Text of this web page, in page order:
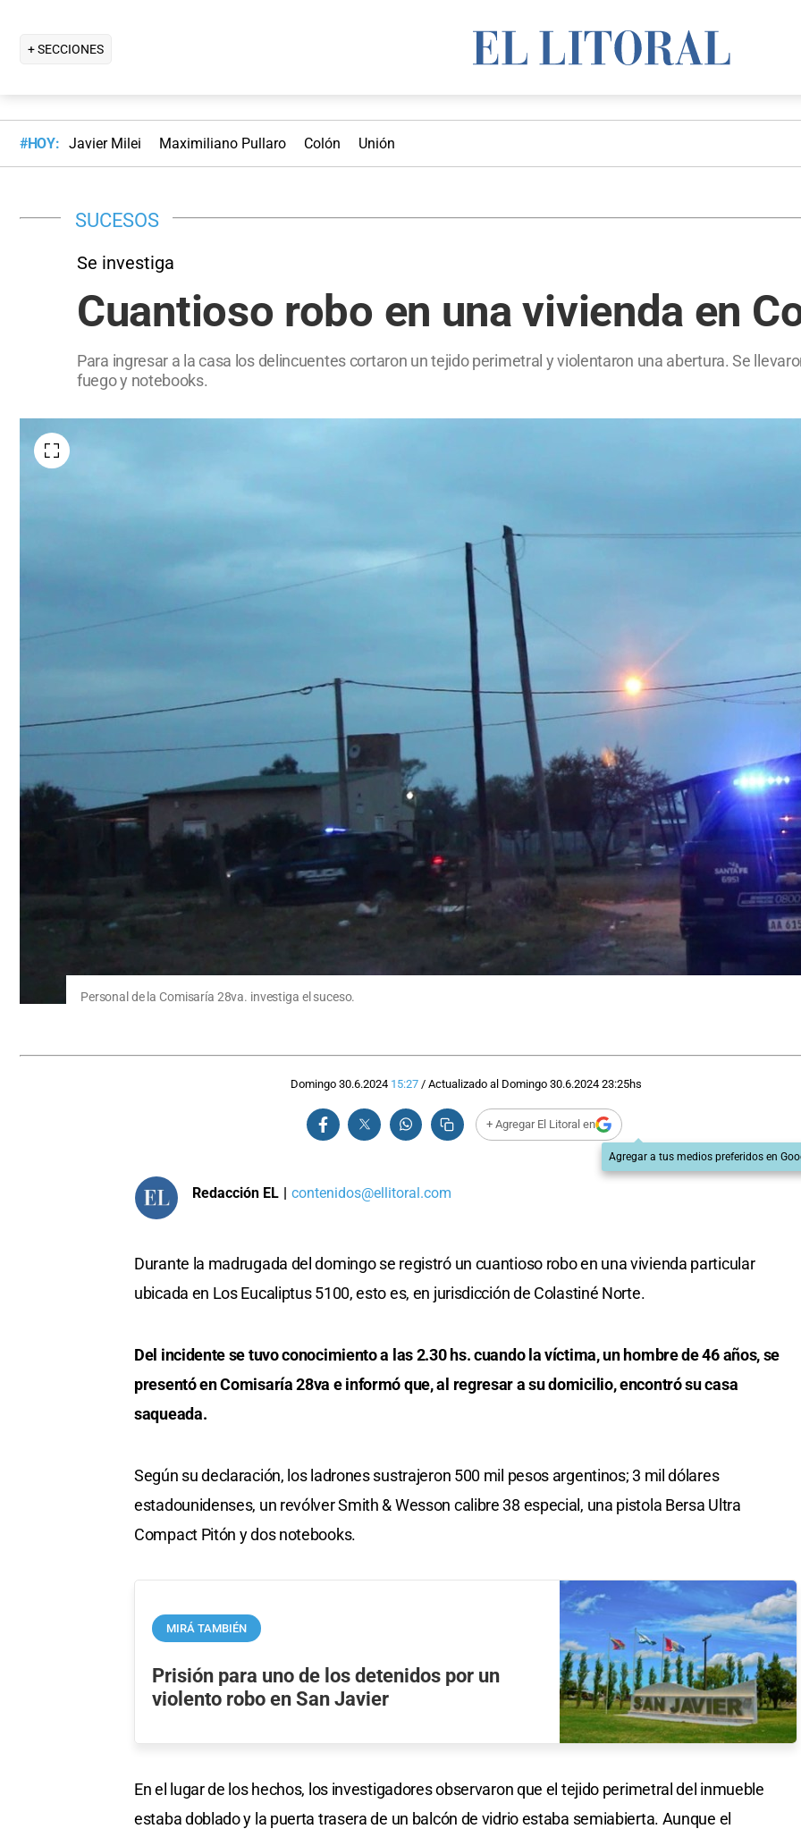
+ SECCIONES
#HOY: Javier Milei Maximiliano Pullaro Colón Unión
SUCESOS
Se investiga
Cuantioso robo en una vivienda en
Para ingresar a la casa los delincuentes cortaron un tejido perimetral y violentaron una abertura. Se
fuego y notebooks.
Personal de la Comisaría 28va. investiga el suceso.
Domingo 30.6.2024 15:27/ Actualizado al Domingo 30.6.2024 23:25hs
+ Agregar El Litoral en
Agregar a tus medios preferidos en
Redacción EL | contenidos@ellitoral.com
Durante la madrugada del domingo se registró un cuantioso robo en una vivienda particular
ubicada en Los Eucaliptus 5100, esto es, en jurisdicción de Colastiné Norte.
Del incidente se tuvo conocimiento a las 2.30 hs. cuando la víctima, un hombre de 46 años, se
presentó en Comisaría 28va e informó que, al regresar a su domicilio, encontró su casa
saqueada.
Según su declaración, los ladrones sustrajeron 500 mil pesos argentinos; 3 mil dólares
estadounidenses, un revólver Smith & Wesson calibre 38 especial, una pistola Bersa Ultra
Compact Pitón y dos notebooks.
MIRÁ TAMBIÉN
Prisión para uno de los detenidos por un
violento robo en San Javier
En el lugar de los hechos, los investigadores observaron que el tejido perimetral del inmueble
estaba doblado y la puerta trasera de un balcón de vidrio estaba semiabierta. Aunque el